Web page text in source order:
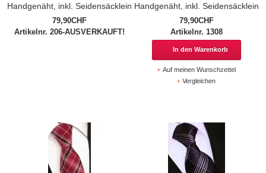
Handgenäht, inkl. Seidensäcklein
79,90CHF
Artikelnr. 206-AUSVERKAUFT!
Handgenäht, inkl. Seidensäcklein
79,90CHF
Artikelnr. 1308
In den Warenkorb
Auf meinen Wunschzettel
Vergleichen